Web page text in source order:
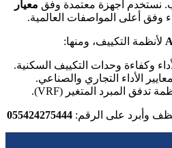
نستخدم أجهزة معتمدة وفق معيار
وفق أعلى المواصفات العالمية.
لأنظمة التكييف، ومنها:
وأبرد على الرقم: 055424275444